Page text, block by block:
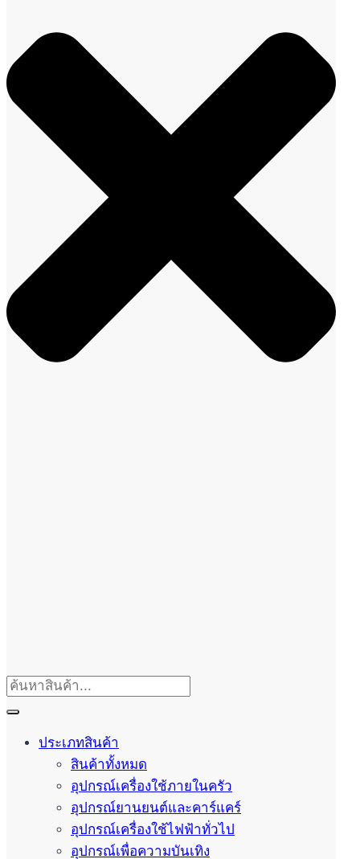
ประเภทสินค้า
สินค้าทั้งหมด
อุปกรณ์เครื่องใช้ภายในครัว
อุปกรณ์ยานยนต์และคาร์แคร์
อุปกรณ์เครื่องใช้ไฟฟ้าทั่วไป
อุปกรณ์เพื่อความบันเทิง